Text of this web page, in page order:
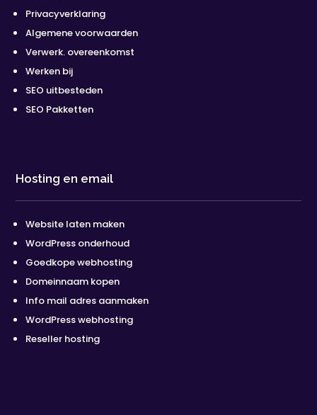
Privacyverklaring
Algemene voorwaarden
Verwerk. overeenkomst
Werken bij
SEO uitbesteden
SEO Pakketten
Hosting en email
Website laten maken
WordPress onderhoud
Goedkope webhosting
Domeinnaam kopen
Info mail adres aanmaken
WordPress webhosting
Reseller hosting